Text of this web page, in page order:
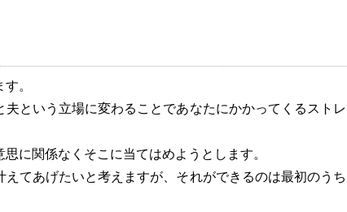
。
という立場に変わることであなたにかかってくるストレ
に関係なくそこに当てはめようとします。
てあげたいと考えますが、それができるのは最初のうち